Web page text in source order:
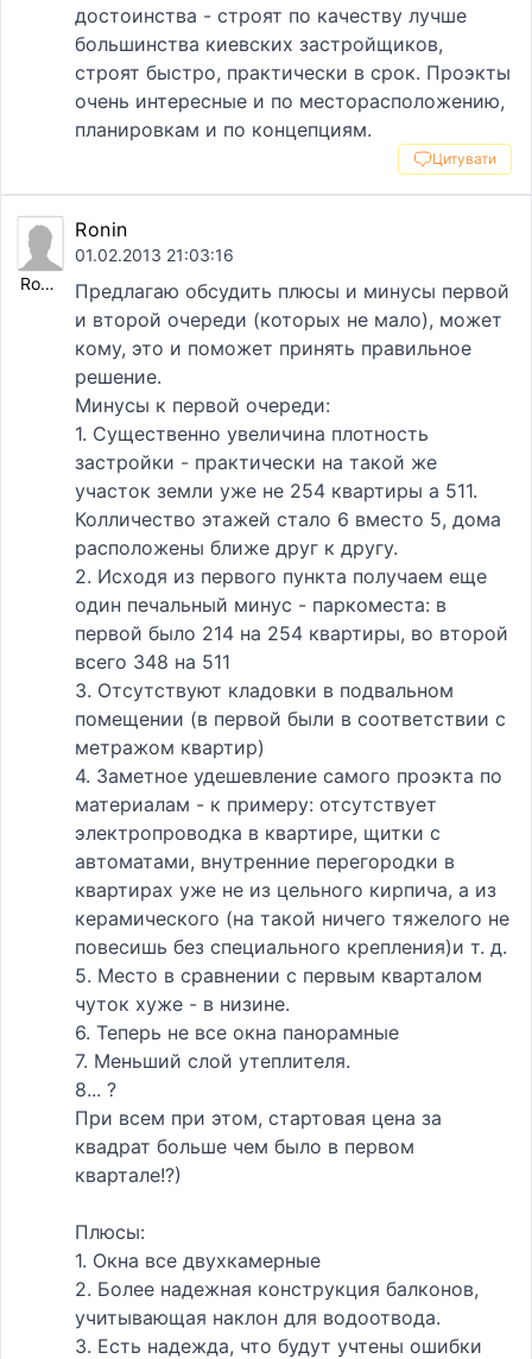
достоинства - строят по качеству лучше
большинства киевских застройщиков,
строят быстро, практически в срок. Проэкты
очень интересные и по месторасположению,
планировкам и по концепциям.
Цитувати
Ronin
Ronin
01.02.2013 21:03:16
Предлагаю обсудить плюсы и минусы первой
и второй очереди (которых не мало), может
кому, это и поможет принять правильное
решение.
Минусы к первой очереди:
1. Существенно увеличина плотность
застройки - практически на такой же
участок земли уже не 254 квартиры а 511.
Колличество этажей стало 6 вместо 5, дома
расположены ближе друг к другу.
2. Исходя из первого пункта получаем еще
один печальный минус - паркоместа: в
первой было 214 на 254 квартиры, во второй
всего 348 на 511
3. Отсутствуют кладовки в подвальном
помещении (в первой были в соответствии с
метражом квартир)
4. Заметное удешевление самого проэкта по
материалам - к примеру: отсутствует
электропроводка в квартире, щитки с
автоматами, внутренние перегородки в
квартирах уже не из цельного кирпича, а из
керамического (на такой ничего тяжелого не
повесишь без специального крепления)и т. д.
5. Место в сравнении с первым кварталом
чуток хуже - в низине.
6. Теперь не все окна панорамные
7. Меньший слой утеплителя.
8... ?
При всем при этом, стартовая цена за
квадрат больше чем было в первом
квартале!?)
Плюсы:
1. Окна все двухкамерные
2. Более надежная конструкция балконов,
учитывающая наклон для водоотвода.
3. Есть надежда, что будут учтены ошибки